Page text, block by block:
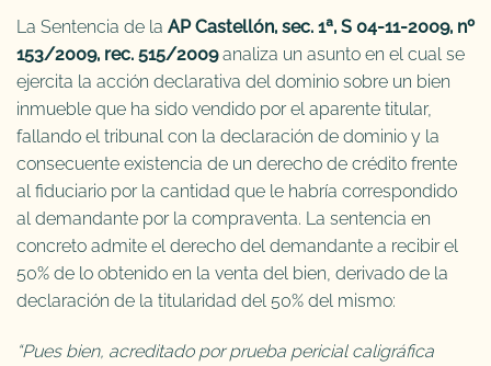
La Sentencia de la AP Castellón, sec. 1ª, S 04-11-2009, nº
153/2009, rec. 515/2009analiza un asunto en el cual se
ejercita la acción declarativa del dominio sobre un bien
inmueble que ha sido vendido por el aparente titular,
fallando el tribunal con la declaración de dominio y la
consecuente existencia de un derecho de crédito frente
al fiduciario por la cantidad que le habría correspondido
al demandante por la compraventa. La sentencia en
concreto admite el derecho del demandante a recibir el
50% de lo obtenido en la venta del bien, derivado de la
declaración de la titularidad del 50% del mismo:
“Pues bien, acreditado por prueba pericial caligráfica